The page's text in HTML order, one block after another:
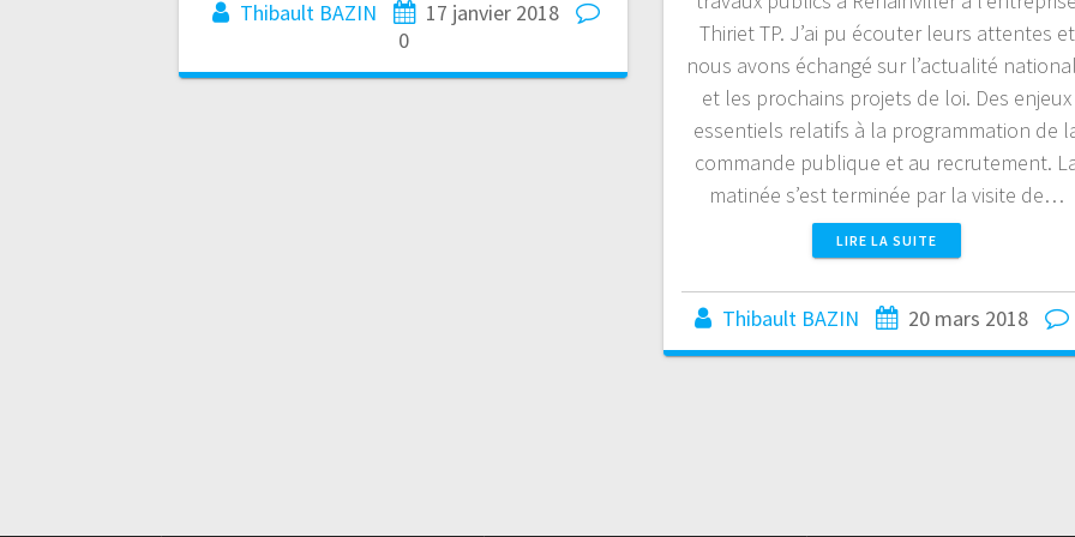
Thiriet TP. J’ai pu écouter leurs attentes et
nous avons échangé sur l’actualité
et les prochains projets de loi. Des enjeux
essentiels relatifs à la programmation de
commande publique et au recrutement.
matinée s’est terminée par la visite de…
LIRE LA SUITE
Thibault BAZIN 20 mars 2018
Thibault BAZIN
17 janvier 2018
0